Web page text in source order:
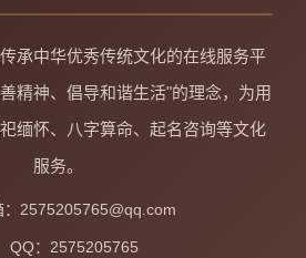
承中华优秀传统文化的在线服务平
精神、倡导和谐生活"的理念，为用
缅怀、八字算命、起名咨询等文化
服务。
：2575205765@qq.com
QQ：2575205765